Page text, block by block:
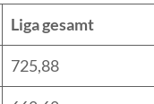
Liga gesamt
725,88